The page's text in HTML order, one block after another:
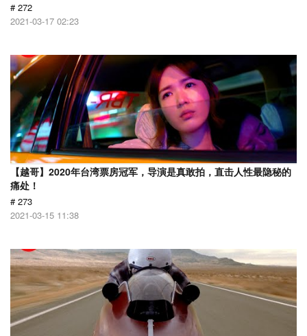
# 272
2021-03-17 02:23
【越哥】2020年台湾票房冠军，导演是真敢拍，直击人性最隐秘的
痛处！
# 273
2021-03-15 11:38